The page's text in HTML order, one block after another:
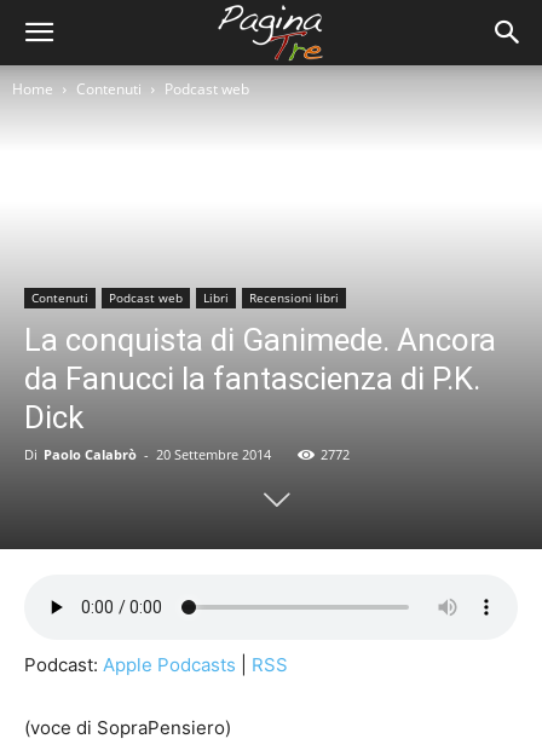
Home Contenuti Podcast web
Contenuti Podcast web Libri Recensioni libri
La conquista di Ganimede. Ancora
da Fanucci la fantascienza di P.K.
Dick
Di Paolo Calabrò - 20 Settembre 2014 2772
Podcast: Apple Podcasts RSS
(voce di SopraPensiero)